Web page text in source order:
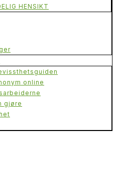
HENSIKT
online
gjøre